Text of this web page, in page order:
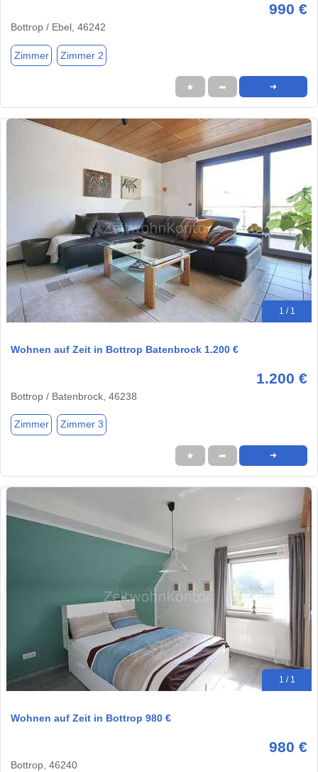
990 €
Bottrop / Ebel, 46242
Zimmer Zimmer 2
★ ➦ ➜
1 / 1
Wohnen auf Zeit in Bottrop Batenbrock 1.200 €
1.200 €
Bottrop / Batenbrock, 46238
Zimmer Zimmer 3
★ ➦ ➜
1 / 1
Wohnen auf Zeit in Bottrop 980 €
980 €
Bottrop, 46240